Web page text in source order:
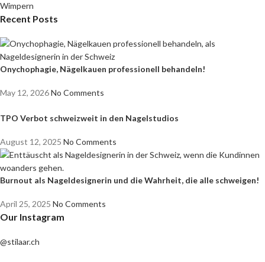
Wimpern
Recent Posts
Onychophagie, Nägelkauen professionell behandeln!
May 12, 2026No Comments
TPO Verbot schweizweit in den Nagelstudios
August 12, 2025 No Comments
Burnout als Nageldesignerin und die Wahrheit, die alle schweigen!
April 25, 2025 No Comments
Our Instagram
@stilaar.ch